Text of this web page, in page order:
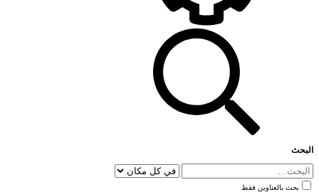
البحث
بحث بالعناوين فقط